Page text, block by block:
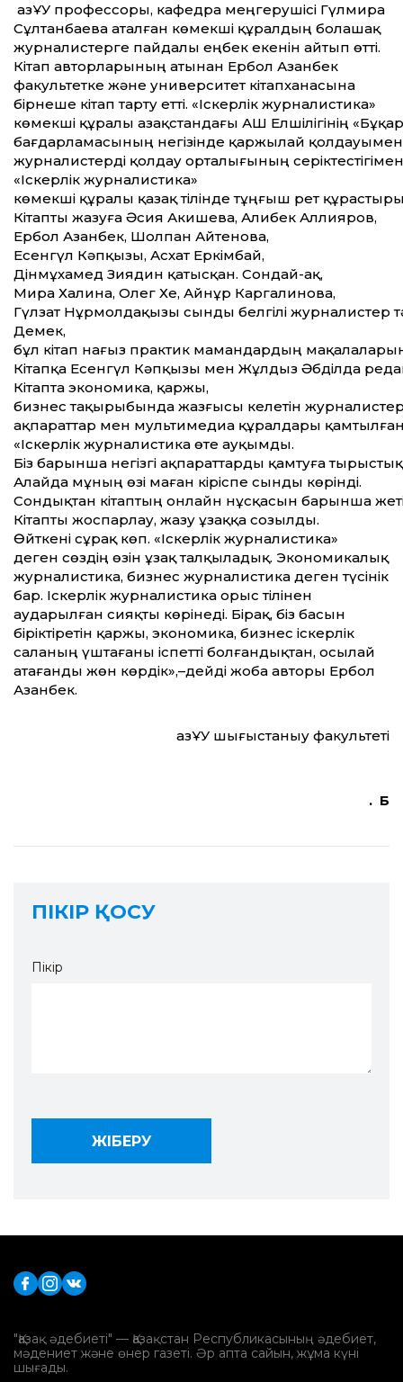
ҚазҰУ профессоры, кафедра меңгерушісі Гүлмира
Сұлтанбаева аталған көмекші құралдың болашақ
журналистерге пайдалы еңбек екенін айтып өтті.
Кітап авторларының атынан Ербол Азанбек
факультетке және университет кітапханасына
бірнеше кітап тарту етті. «Іскерлік журналистика»
көмекші құралы Қазақстандағы АҚШ Елшілігінің
бағдарламасының негізінде қаржылай
журналистерді қолдау орталығының
«Іскерлік журналистика»
көмекші құралы қазақ тілінде тұңғыш рет
Кітапты жазуға Әсия Акишева, Алибек Аллияров,
Ербол Азанбек, Шолпан Айтенова,
Есенгүл Кәпқызы, Асхат Еркімбай,
Дінмұхамед Зиядин қатысқан. Сондай-ақ,
Мира Халина, Олег Хе, Айнұр Каргалинова,
Гүлзат Нұрмолдақызы сынды белгілі журналистер
Демек,
бұл кітап нағыз практик мамандардың
Кітапқа Есенгүл Кәпқызы мен Жұлдыз Әбділда
Кітапта экономика, қаржы,
бизнес тақырыбында жазғысы келетін
ақпараттар мен мультимедиа құралдары
«Іскерлік журналистика өте ауқымды.
Біз барынша негізгі ақпараттарды қамтуға
Алайда мұның өзі маған кіріспе сынды көрінді.
Сондықтан кітаптың онлайн нұсқасын барынша
Кітапты жоспарлау, жазу ұзаққа созылды.
Өйткені сұрақ көп. «Іскерлік журналистика»
деген сөздің өзін ұзақ талқыладық. Экономикалық
журналистика, бизнес журналистика деген түсінік
бар. Іскерлік журналистика орыс тілінен
аударылған сияқты көрінеді. Бірақ, біз басын
біріктіретін қаржы, экономика, бизнес іскерлік
саланың үштағаны іспетті болғандықтан, осылай
атағанды жөн көрдік»,–дейді жоба авторы Ербол
Азанбек.
ҚазҰУ шығыстаныу факультеті
. Б
ПІКІР ҚОСУ
Пікір
"Қазақ әдебиеті" — Қазақстан Республикасының әдебиет,
мәдениет және өнер газеті. Әр апта сайын, жұма күні
шығады.